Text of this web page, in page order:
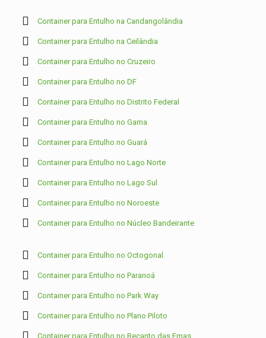
Container para Entulho na Candangolândia
Container para Entulho na Ceilândia
Container para Entulho no Cruzeiro
Container para Entulho no DF
Container para Entulho no Distrito Federal
Container para Entulho no Gama
Container para Entulho no Guará
Container para Entulho no Lago Norte
Container para Entulho no Lago Sul
Container para Entulho no Noroeste
Container para Entulho no Núcleo Bandeirante
Container para Entulho no Octogonal
Container para Entulho no Paranoá
Container para Entulho no Park Way
Container para Entulho no Plano Piloto
Container para Entulho no Recanto das Emas